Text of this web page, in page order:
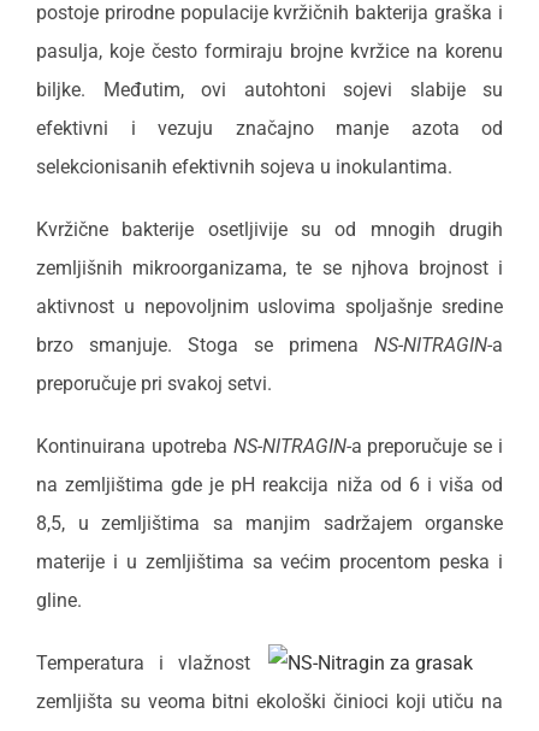
postoje prirodne populacije kvržičnih bakterija graška i
pasulja, koje često formiraju brojne kvržice na korenu
biljke. Međutim, ovi autohtoni sojevi slabije su
efektivni i vezuju značajno manje azota od
selekcionisanih efektivnih sojeva u inokulantima.
Kvržične bakterije osetljivije su od mnogih drugih
zemljišnih mikroorganizama, te se njhova brojnost i
aktivnost u nepovoljnim uslovima spoljašnje sredine
brzo smanjuje. Stoga se primena NS-NITRAGIN-a
preporučuje pri svakoj setvi.
Kontinuirana upotreba NS-NITRAGIN-a preporučuje se i
na zemljištima gde je pH reakcija niža od 6 i viša od
8,5, u zemljištima sa manjim sadržajem organske
materije i u zemljištima sa većim procentom peska i
gline.
Temperatura i vlažnost
zemljišta su veoma bitni ekološki činioci koji utiču na